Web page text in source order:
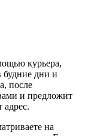
курьера,
будние дни и
после
и предложит
адрес.
на